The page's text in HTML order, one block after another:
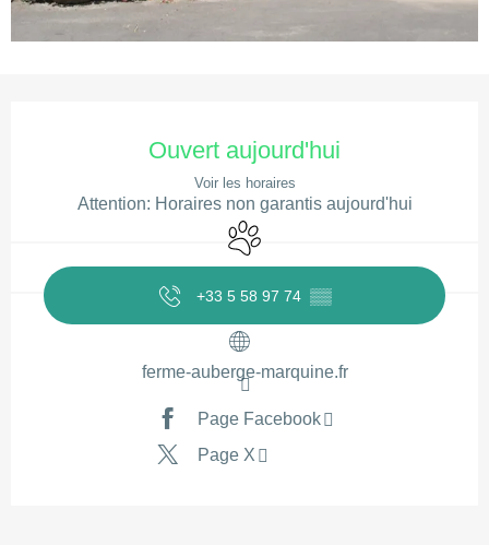
Ouvert aujourd'hui
Voir les horaires
Attention: Horaires non garantis aujourd'hui
Animaux acceptés
+33 5 58 97 74 ▒▒
ferme-auberge-marquine.fr
Page Facebook
Page X